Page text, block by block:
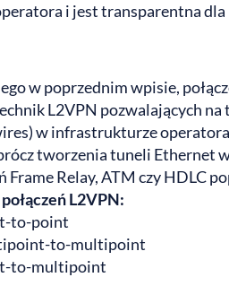
i jest transparentna
w poprzednim wpisie,
L2VPN pozwalających
w infrastrukturze
tworzenia tuneli Ethernet
Frame Relay, ATM czy HDLC
L2VPN:
to-point
to-multipoint
to-multipoint